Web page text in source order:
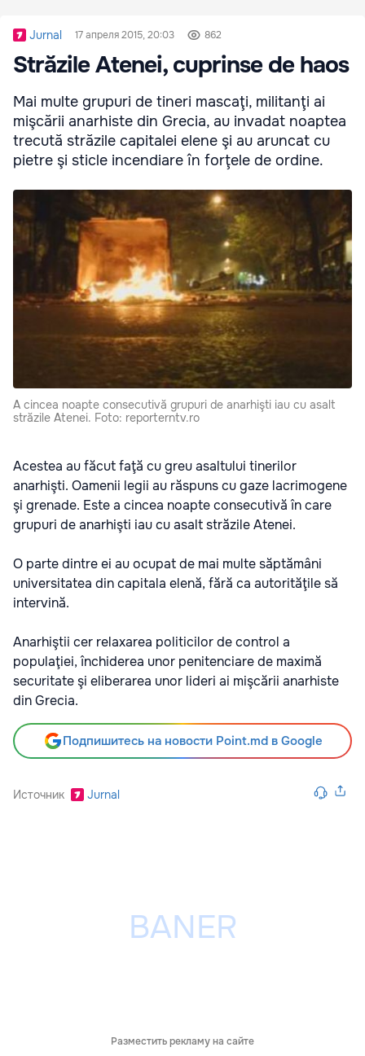
Jurnal 17 апреля 2015, 20:03 862
Străzile Atenei, cuprinse de haos
Mai multe grupuri de tineri mascaţi, militanţi ai
mişcării anarhiste din Grecia, au invadat noaptea
trecută străzile capitalei elene şi au aruncat cu
pietre şi sticle incendiare în forţele de ordine.
A cincea noapte consecutivă grupuri de anarhişti iau cu asalt
străzile Atenei. Foto: reporterntv.ro
Acestea au făcut faţă cu greu asaltului tinerilor
anarhişti. Oamenii legii au răspuns cu gaze lacrimogene
şi grenade. Este a cincea noapte consecutivă în care
grupuri de anarhişti iau cu asalt străzile Atenei.
O parte dintre ei au ocupat de mai multe săptămâni
universitatea din capitala elenă, fără ca autorităţile să
intervină.
Anarhiştii cer relaxarea politicilor de control a
populaţiei, închiderea unor penitenciare de maximă
securitate şi eliberarea unor lideri ai mişcării anarhiste
din Grecia.
Подпишитесь на новости Point.md в Google
Источник Jurnal
Разместить рекламу на сайте